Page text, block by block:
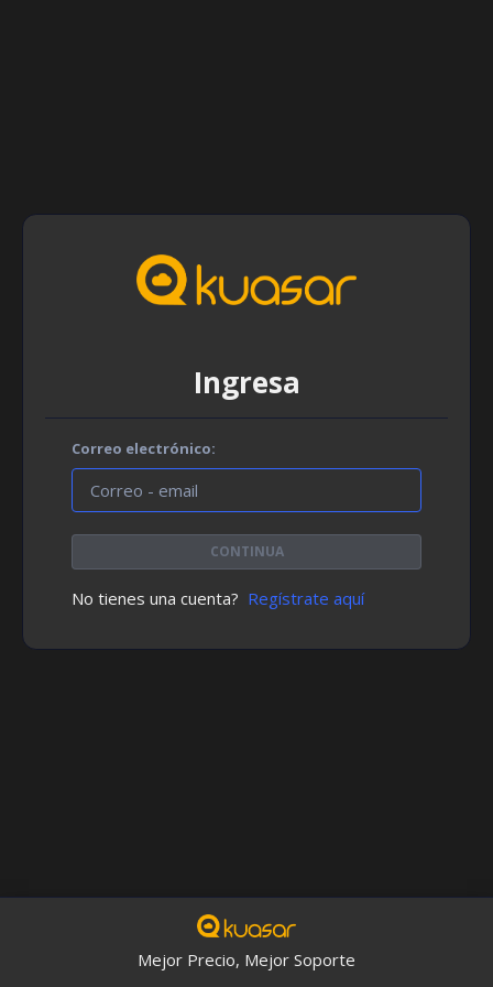
Ingresa
Correo electrónico:
CONTINUA
No tienes una cuenta? Regístrate aquí
Mejor Precio, Mejor Soporte